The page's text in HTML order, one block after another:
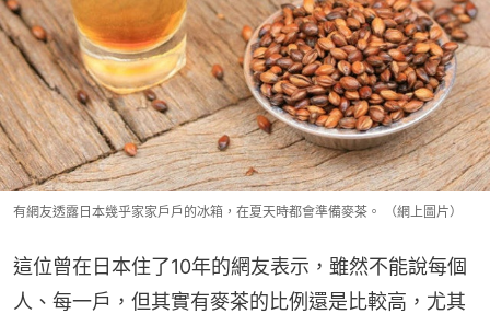
有網友透露日本幾乎家家戶戶的冰箱，在夏天時都會準備麥茶。 （網上圖片）
這位曾在日本住了10年的網友表示，雖然不能說每個
人、每一戶，但其實有麥茶的比例還是比較高，尤其